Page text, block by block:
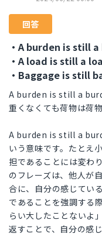
回答
・A burden is still
・A load is still a
・Baggage is still
A burden is still a
重くなくても荷物は荷物
A burden is still a
いう意味です。たとえ
担であることには変わ
のフレーズは、他人が
合に、自分の感じてい
であることを強調する
らい大したことないよ
返すことで、自分の感